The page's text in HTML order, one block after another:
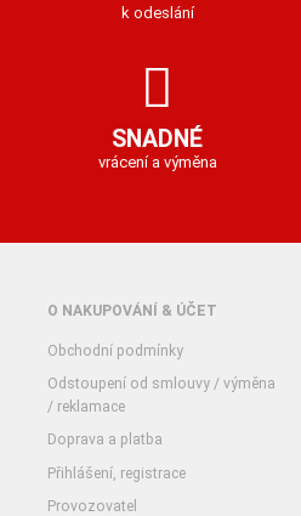
k odeslání
SNADNÉ
vrácení a výměna
O NAKUPOVÁNÍ & ÚČET
Obchodní podmínky
Odstoupení od smlouvy / výměna
/ reklamace
Doprava a platba
Přihlášení, registrace
Provozovatel